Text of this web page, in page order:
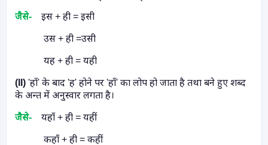
जैसे- इस + ही = इसी
उस + ही =उसी
यह + ही = यही
(II ) 'हाँ' के बाद 'ह' होने पर 'हाँ' का लोप हो जाता है तथा बने हुए शब्द
के अन्त में अनुस्वार लगता है।
जैसे- यहाँ + ही = यहीं
कहाँ + ही = कहीं